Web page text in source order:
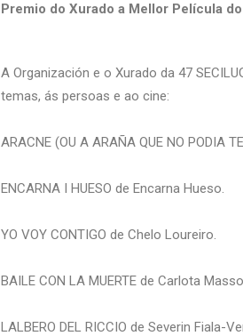
Premio do Xurado a Mellor Película
A Organización e o Xurado da 47
temas, ás persoas e ao cine:
ARACNE (OU A ARAÑA QUE NO PODIA
ENCARNA I HUESO de Encarna Hueso.
YO VOY CONTIGO de Chelo Loureiro.
BAILE CON LA MUERTE de Carlota
LALBERO DEL RICCIO de Severin Fiala-